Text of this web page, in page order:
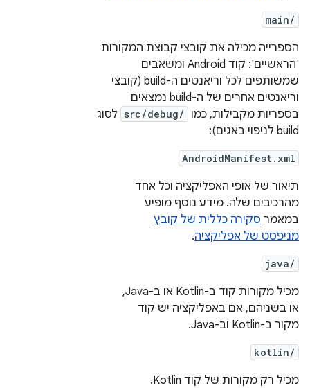
main/
הספרייה מכילה את קובצי קבוצת המקורות
'הראשיים': קוד Android ומשאבים
שמשותפים לכל וריאנטים ה-build (קובצי
וריאנטים אחרים של ה-build נמצאים
בספריות מקבילות, כמו
src/debug/ לסוג
build לניפוי באגים):
AndroidManifest.xml
תיאור של אופי האפליקציה וכל אחד
מהרכיבים שלה. מידע נוסף מופיע
במאמר סקירה כללית של קובץ
מניפסט של אפליקציה.
java/
מכיל מקורות קוד ב-Kotlin או ב-Java,
או בשניהם, אם באפליקציה יש קוד
מקור ב-Kotlin וב-Java.
kotlin/
מכיל רק מקורות של קוד Kotlin.